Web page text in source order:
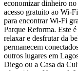
economizar dinheiro
acesso gratuito ao Wi-
para encontrar Wi-Fi
Parque Reforma. Este
relaxar e desfrutar da
permanecem
outros lugares em
Diego ou a Casa da